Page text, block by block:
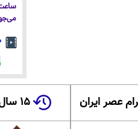
عصر ایران ۱۵ سال پیش در چنین روزی